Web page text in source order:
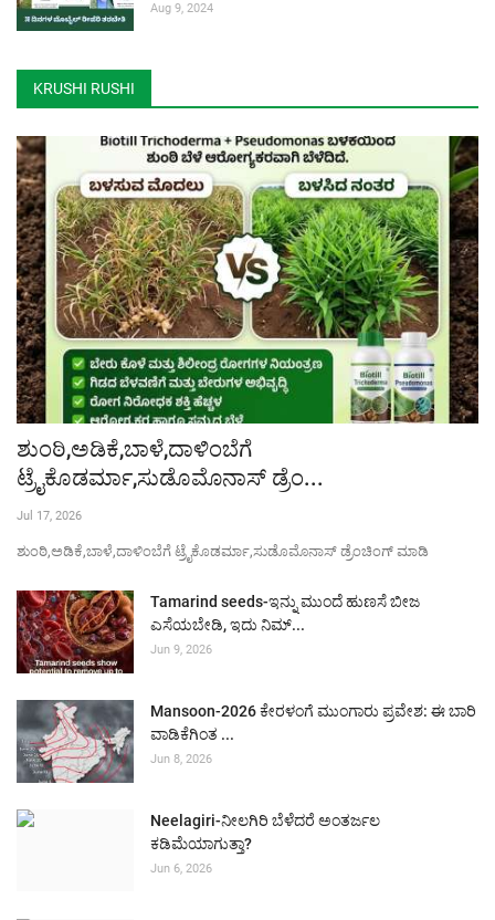
Aug 9, 2024
KRUSHI RUSHI
ಶುಂಠಿ,ಅಡಿಕೆ,ಬಾಳೆ,ದಾಳಿಂಬೆಗೆ
ಟ್ರೈಕೊಡರ್ಮಾ,ಸುಡೊಮೊನಾಸ್ ಡ್ರೆಂ...
Jul 17, 2026
ಶುಂಠಿ,ಅಡಿಕೆ,ಬಾಳೆ,ದಾಳಿಂಬೆಗೆ ಟ್ರೈಕೊಡರ್ಮಾ,ಸುಡೊಮೊನಾಸ್ ಡ್ರೆಂಚಿಂಗ್ ಮಾಡಿ
Tamarind seeds-ಇನ್ನು ಮುಂದೆ ಹುಣಸೆ ಬೀಜ
ಎಸೆಯಬೇಡಿ, ಇದು ನಿಮ್...
Jun 9, 2026
Mansoon-2026 ಕೇರಳಂಗೆ ಮುಂಗಾರು ಪ್ರವೇಶ: ಈ ಬಾರಿ
ವಾಡಿಕೆಗಿಂತ ...
Jun 8, 2026
Neelagiri-ನೀಲಗಿರಿ ಬೆಳೆದರೆ ಅಂತರ್ಜಲ
ಕಡಿಮೆಯಾಗುತ್ತಾ?
Jun 6, 2026